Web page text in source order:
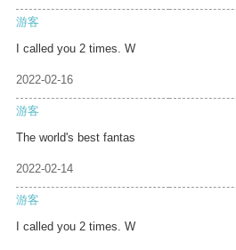
游客
I called you 2 times. W
2022-02-16
游客
The world's best fantas
2022-02-14
游客
I called you 2 times. W